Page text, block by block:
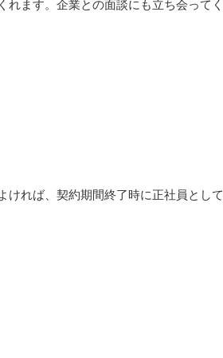
ます。企業との面談にも立ち会って
れば、契約期間終了時に正社員とし